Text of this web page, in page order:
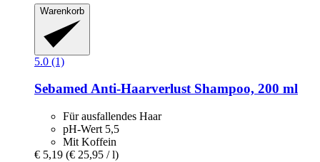
Warenkorb
5.0 (1)
SebamedAnti-​Haarverlust Shampoo, 200 ml
Für ausfallendes Haar
pH-Wert 5,5
Mit Koffein
€ 5,19 (€ 25,95 / l)